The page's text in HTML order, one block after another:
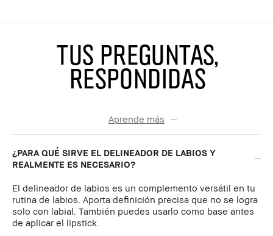
TUS PREGUNTAS,
RESPONDIDAS
Aprende más
¿PARA QUÉ SIRVE EL DELINEADOR DE LABIOS Y
REALMENTE ES NECESARIO?
El delineador de labios es un complemento versátil en tu
rutina de labios. Aporta definición precisa que no se logra
solo con labial. También puedes usarlo como base antes
de aplicar el lipstick.